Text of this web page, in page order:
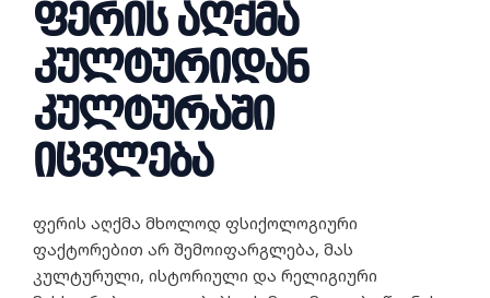
ფერის აღქმა
კულტურიდან
კულტურაში
იცვლება
ფერის აღქმა მხოლოდ ფსიქოლოგიური
ფაქტორებით არ შემოიფარგლება, მას
კულტურული, ისტორიული და რელიგიური